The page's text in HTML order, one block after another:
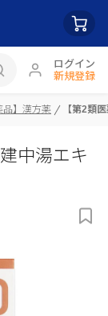
ログイン
新規登録
品】漢方薬 【第2類
中湯エキ